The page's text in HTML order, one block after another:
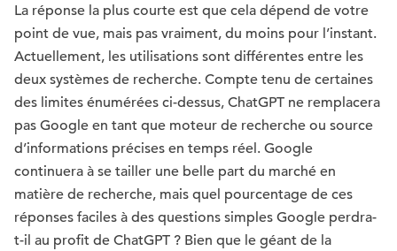
La réponse la plus courte est que cela dépend de votre
point de vue, mais pas vraiment, du moins pour l’instant.
Actuellement, les utilisations sont différentes entre les
deux systèmes de recherche. Compte tenu de certaines
des limites énumérées ci-dessus, ChatGPT ne remplacera
pas Google en tant que moteur de recherche ou source
d’informations précises en temps réel. Google
continuera à se tailler une belle part du marché en
matière de recherche, mais quel pourcentage de ces
réponses faciles à des questions simples Google perdra-
t-il au profit de ChatGPT ? Bien que le géant de la